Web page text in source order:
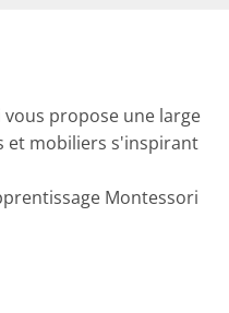
propose une large
et mobiliers s'inspirant
Montessori